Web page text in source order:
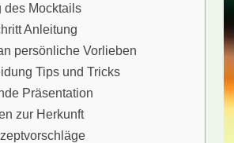
des Mocktails
Anleitung
persönliche Vorlieben
Tips und Tricks
Präsentation
zur Herkunft